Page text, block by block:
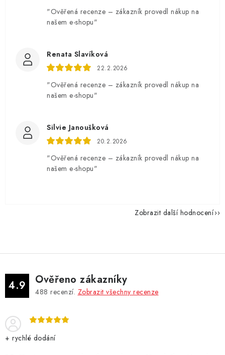
"Ověřená recenze – zákazník provedl nákup na
našem e-shopu"
Renata Slavíková
22.2.2026
"Ověřená recenze – zákazník provedl nákup na
našem e-shopu"
Silvie Janoušková
20.2.2026
"Ověřená recenze – zákazník provedl nákup na
našem e-shopu"
Zobrazit další hodnocení
4.9 Ověřeno zákazníky
488 recenzí. Zobrazit všechny recenze
+ rychlé dodání